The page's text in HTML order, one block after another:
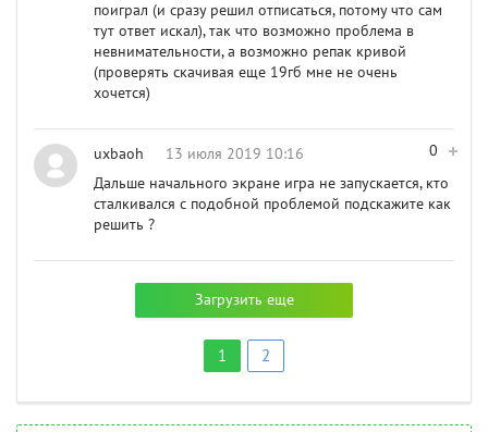
поиграл (и сразу решил отписаться, потому что сам
тут ответ искал), так что возможно проблема в
невнимательности, а возможно репак кривой
(проверять скачивая еще 19гб мне не очень
хочется)
0
uxbaoh
13 июля 2019 10:16
Дальше начального экране игра не запускается, кто
сталкивался с подобной проблемой подскажите как
решить ?
Загрузить еще
1 2